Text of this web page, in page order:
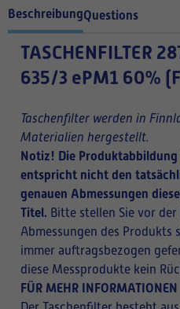
BeschreibungQuestions
TASCHENFILTER
635/3 ePM1 60%
Taschenfilter werden in
Materialien hergestellt.
Notiz! Die
entspricht nicht den
genauen Abmessungen
Titel. Bitte stellen Sie vor
Abmessungen des Produkts
immer auftragsbezogen
diese Messprodukte kein
FÜR MEHR INFORMATIONEN